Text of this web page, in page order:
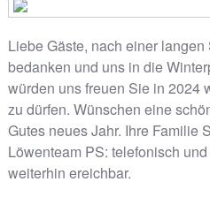
Liebe Gäste, nach einer
bedanken und uns in die
würden uns freuen Sie in 2024
zu dürfen. Wünschen eine
Gutes neues Jahr. Ihre Familie
Löwenteam PS: telefonisch
weiterhin ereichbar.